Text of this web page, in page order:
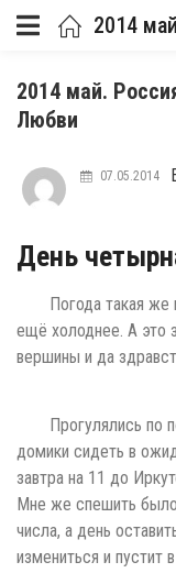
2014 май.
Любви
07.05.2014
День
Погода такая же
ещё холоднее. А это
вершины и да
Прогулялись по
домики сидеть в
завтра на 11 до
Мне же спешить было
числа, а день
измениться и пустит в